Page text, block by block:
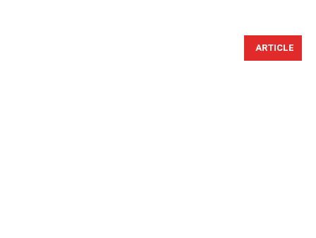
ARTICLE